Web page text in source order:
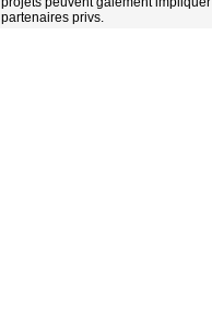
partenaires privs.